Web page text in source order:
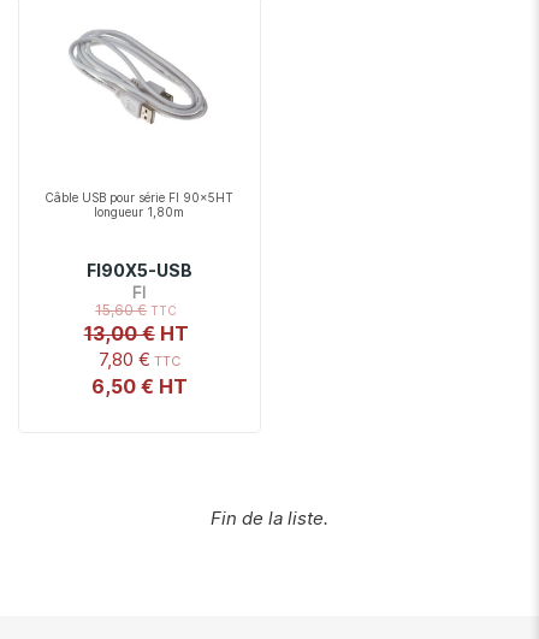
Câble USB pour série FI 90x5HT
longueur 1,80m
FI90X5-USB
FI
7,80 €
6,50 €
15,60 €
13,00 €
Fin de la liste.